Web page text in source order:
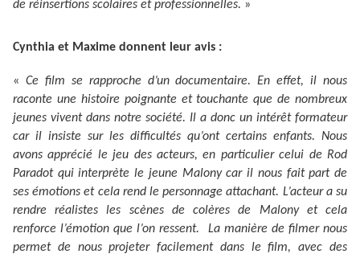
de réinsertions scolaires et professionnelles. »
Cynthia et Maxime donnent leur avis :
« Ce film se rapproche d’un documentaire. En effet, il nous
raconte une histoire poignante et touchante que de nombreux
jeunes vivent dans notre société. Il a donc un intérêt formateur
car il insiste sur les difficultés qu’ont certains enfants. Nous
avons apprécié le jeu des acteurs, en particulier celui de Rod
Paradot qui interprète le jeune Malony car il nous fait part de
ses émotions et cela rend le personnage attachant. L’acteur a su
rendre réalistes les scènes de colères de Malony et cela
renforce l’émotion que l’on ressent. La manière de filmer nous
permet de nous projeter facilement dans le film, avec des